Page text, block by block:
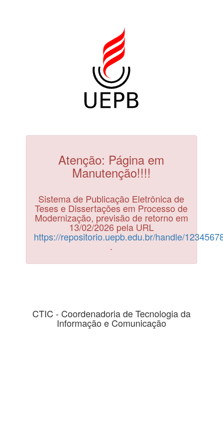
Atenção: Página em
Manutenção!!!!
Sistema de Publicação Eletrônica de
Teses e Dissertações em Processo de
Modernização, previsão de retorno em
13/02/2026 pela URL
https://repositorio.uepb.edu.br/handle/
.
CTIC - Coordenadoria de Tecnologia da
Informação e Comunicação